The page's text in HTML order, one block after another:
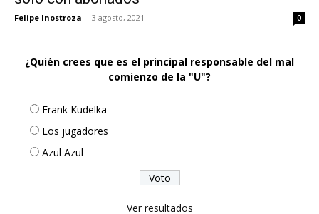
Felipe Inostroza - 3 agosto, 2021 0
¿Quién crees que es el principal responsable del mal
comienzo de la "U"?
Frank Kudelka
Los jugadores
Azul Azul
Ver resultados